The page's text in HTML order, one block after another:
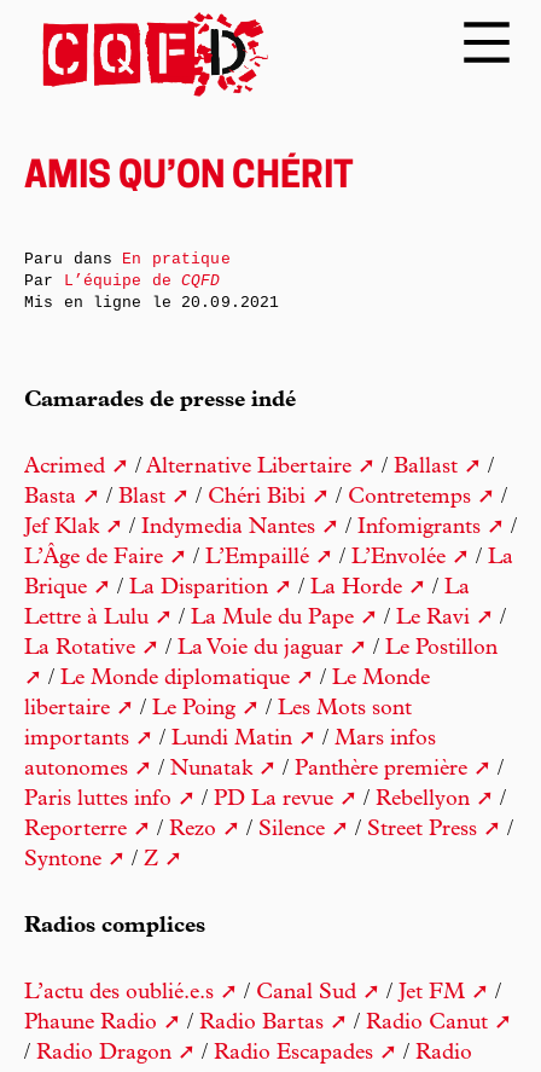
AMIS QU’ON CHÉRIT
Camarades de presse indé
Acrimed / Alternative Libertaire / Ballast
/
Basta
/ Blast / Chéri Bibi / Contretemps
/
Jef Klak
/ Indymedia Nantes / Infomigrants
/
L’Âge de Faire
/ L’Empaillé / L’Envolée / La
Brique
/ La Disparition / La Horde / La
Lettre à Lulu
/ La Mule du Pape / Le Ravi
/
La Rotative
/ La Voie du jaguar / Le Postillon
/ Le Monde diplomatique / Le Monde
libertaire
/ Le Poing / Les Mots sont
importants
/ Lundi Matin / Mars infos
autonomes
/ Nunatak / Panthère première
/
Paris luttes info
/ PD La revue / Rebellyon
/
Reporterre
/ Rezo / Silence / Street Press
/
Syntone
/ Z
Radios complices
L’actu des oublié.e.s / Canal Sud / Jet FM
/
Phaune Radio
/ Radio Bartas / Radio Canut
/ Radio Dragon / Radio Escapades / Radio
Paru dans En pratique
Par L’équipe deCQFD
Mis en ligne le 20.09.2021